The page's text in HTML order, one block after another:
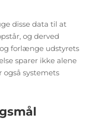
disse data til at
og derved
forlænge udstyrets
sparer ikke alene
systemets